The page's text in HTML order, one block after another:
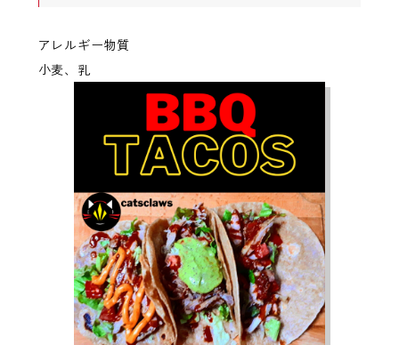
アレルギー物質
小麦、乳